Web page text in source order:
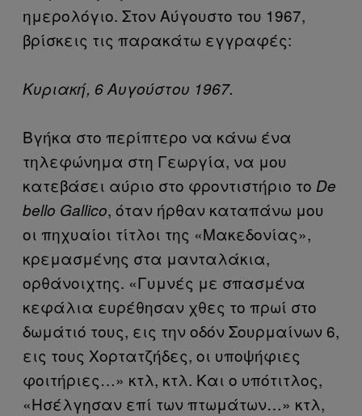
ημερολόγιο. Στον Αύγουστο του 1967,
βρίσκεις τις παρακάτω εγγραφές:
Κυριακή, 6 Αυγούστου 1967.
Βγήκα στο περίπτερο να κάνω ένα
τηλεφώνημα στη Γεωργία, να μου
κατεβάσει αύριο στο φροντιστήριο το De
bello Gallico, όταν ήρθαν καταπάνω μου
οι πηχυαίοι τίτλοι της «Μακεδονίας»,
κρεμασμένης στα μανταλάκια,
ορθάνοιχτης. «Γυμνές με σπασμένα
κεφάλια ευρέθησαν χθες το πρωί στο
δωμάτιό τους, εις την οδόν Σουρμαίνων 6,
εις τους Χορτατζήδες, οι υποψήφιες
φοιτήριες…» κτλ, κτλ. Και ο υπότιτλος,
«Ησέλγησαν επί των πτωμάτων…» κτλ,